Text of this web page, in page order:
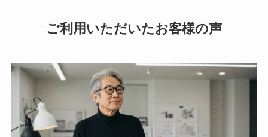
ご利用いただいたお客様の声